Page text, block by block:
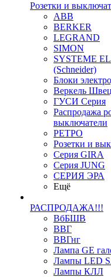
Розетки и
ABB
BERKER
LEGRAND
SIMON
SYSTEME
(Schneider)
Блоки
Веркель
ГУСИ Серия
Распродажа
выключатели
РЕТРО
Розетки и
Серия GIRA
Серия JUNG
СЕРИЯ ЭРА
Ещё
РАСПРОДАЖА!!!
ВбБШВ
ВВГ
ВВГнг
Лампа GE
Лампы LED
Лампы КЛЛ